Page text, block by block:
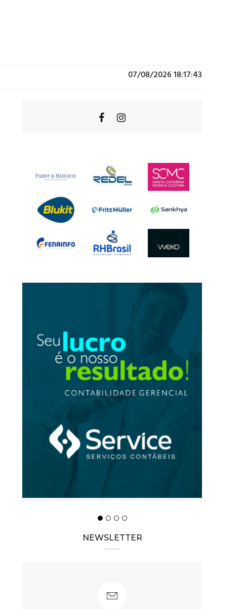
07/08/2026 18:17:43
NEWSLETTER